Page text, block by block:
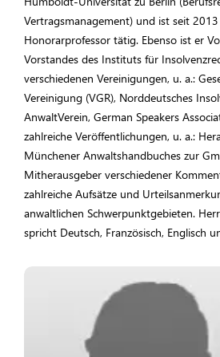
Vertragsmanagement) und ist seit
Honorarprofessor tätig. Ebenso ist er
Vorstandes des Instituts für
verschiedenen Vereinigungen, u. a.:
Vereinigung (VGR), Norddeutsches
AnwaltVerein, German Speakers
zahlreiche Veröffentlichungen, u. a.:
Münchener Anwaltshandbuches zur
Mitherausgeber verschiedener
zahlreiche Aufsätze und
anwaltlichen Schwerpunktgebieten.
spricht Deutsch, Französisch, Englisch